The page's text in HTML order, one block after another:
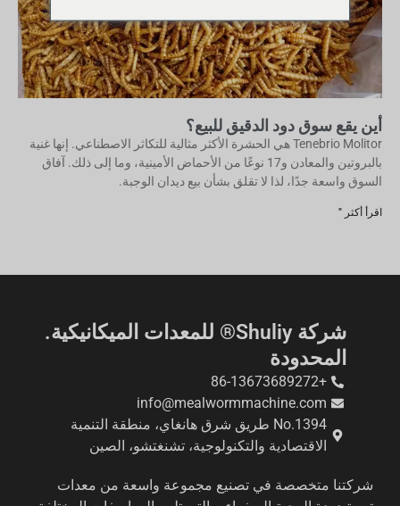
أين يقع سوق دود الدقيق للبيع؟
Tenebrio Molitor هي الحشرة الأكثر مثالية للتكاثر الاصطناعي. إنها غنية
بالبروتين والمعادن و17 نوعًا من الأحماض الأمينية، وما إلى ذلك. آفاق
السوق واسعة جدًا، لذا لا تقلق بشأن بيع ديدان الوجبة.
اقرأ أكثر "
شركة Shuliy® للمعدات الميكانيكية.
المحدودة
+86-13673689272
info@mealwormmachine.com
No.1394 طريق شرق هانغاي، منطقة التنمية
الاقتصادية والتكنولوجية، تشنغتشو، الصين
شركتنا متخصصة في تصنيع مجموعة واسعة من معدات